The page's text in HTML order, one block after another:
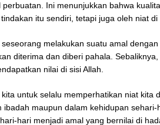
Ini menunjukkan bahwa
itu sendiri, tetapi juga oleh niat di
melakukan suatu amal
diterima dan diberi pahala.
nilai di sisi Allah.
untuk selalu memperhatikan niat kita
ibadah maupun dalam kehidupan
hari menjadi amal yang bernilai di